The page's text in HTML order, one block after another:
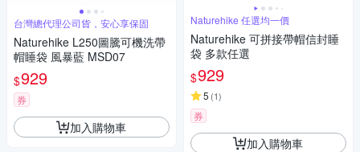
台灣總代理公司貨，安心享保固
Naturehike L250圖騰可機洗帶
帽睡袋 風暴藍 MSD07
$929
券
加入購物車
Naturehike 任選均一價
Naturehike 可拼接帶帽信封睡
袋 多款任選
$929
5 (1)
券
加入購物車